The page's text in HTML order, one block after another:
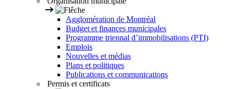
Agglomération de Montréal
Budget et finances municipales
Programme triennal d’immobilisations (PTI)
Emplois
Nouvelles et médias
Plans et politiques
Publications et communications
Permis et certificats